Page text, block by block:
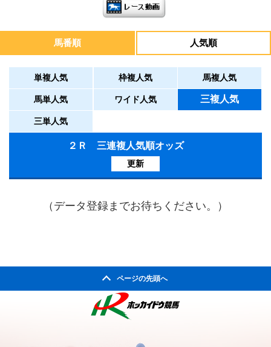
馬番順 人気順
単複人気 枠複人気 馬複人気
馬単人気 ワイド人気 三複人気
三単人気
２Ｒ 三連複人気順オッズ
更新
（データ登録までお待ちください。）
ページの先頭へ